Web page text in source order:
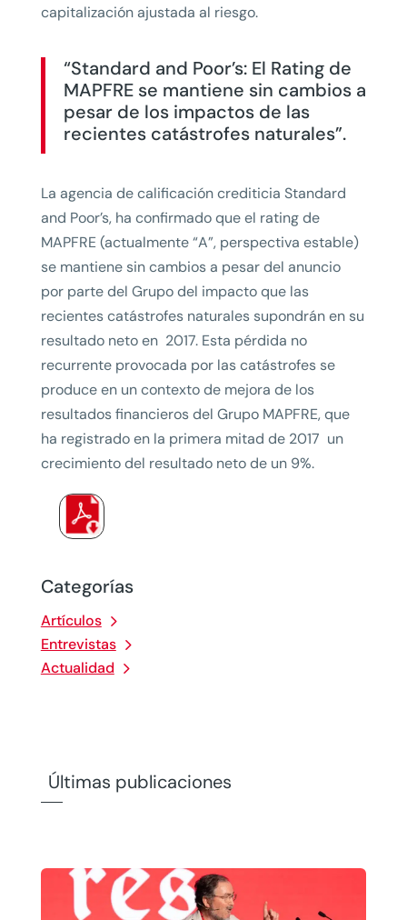
Categorías
Artículos
Entrevistas
Actualidad
capitalización ajustada al riesgo.
“Standard and Poor’s: El Rating de
MAPFRE se mantiene sin cambios a
pesar de los impactos de las
recientes catástrofes naturales”.
La agencia de calificación crediticia Standard
and Poor’s, ha confirmado que el rating de
MAPFRE (actualmente “A”, perspectiva estable)
se mantiene sin cambios a pesar del anuncio
por parte del Grupo del impacto que las
recientes catástrofes naturales supondrán en su
resultado neto en 2017. Esta pérdida no
recurrente provocada por las catástrofes se
produce en un contexto de mejora de los
resultados financieros del Grupo MAPFRE, que
ha registrado en la primera mitad de 2017 un
crecimiento del resultado neto de un 9%.
Últimas publicaciones